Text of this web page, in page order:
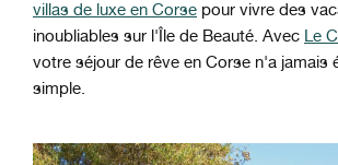
villas de luxe en Corse pour vivre des
inoubliables sur l'Île de Beauté. Avec Le
votre séjour de rêve en Corse n'a jamais
simple.